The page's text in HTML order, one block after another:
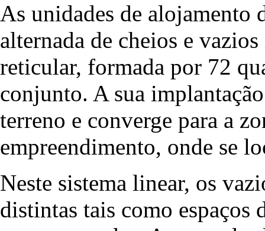
As unidades de alojamento
alternada de cheios e
reticular, formada por 72
conjunto. A sua
terreno e converge para a
empreendimento, onde se
Neste sistema linear, os
distintas tais como espaços